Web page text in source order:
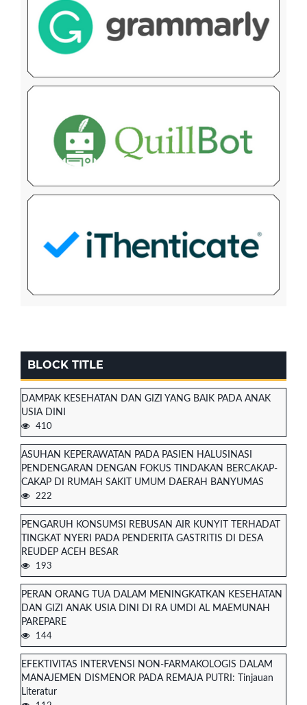
BLOCK TITLE
DAMPAK KESEHATAN DAN GIZI YANG BAIK PADA ANAK
USIA DINI
410
ASUHAN KEPERAWATAN PADA PASIEN HALUSINASI
PENDENGARAN DENGAN FOKUS TINDAKAN BERCAKAP-
CAKAP DI RUMAH SAKIT UMUM DAERAH BANYUMAS
222
PENGARUH KONSUMSI REBUSAN AIR KUNYIT TERHADAT
TINGKAT NYERI PADA PENDERITA GASTRITIS DI DESA
REUDEP ACEH BESAR
193
PERAN ORANG TUA DALAM MENINGKATKAN KESEHATAN
DAN GIZI ANAK USIA DINI DI RA UMDI AL MAEMUNAH
PAREPARE
144
EFEKTIVITAS INTERVENSI NON-FARMAKOLOGIS DALAM
MANAJEMEN DISMENOR PADA REMAJA PUTRI: Tinjauan
Literatur